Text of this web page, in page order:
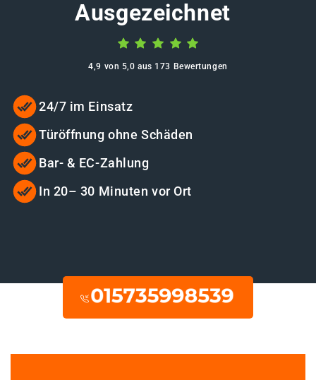
Ausgezeichnet
4,9 von 5,0 aus 173 Bewertungen
24/7 im Einsatz
Türöffnung ohne Schäden
Bar- & EC-Zahlung
In 20– 30 Minuten vor Ort